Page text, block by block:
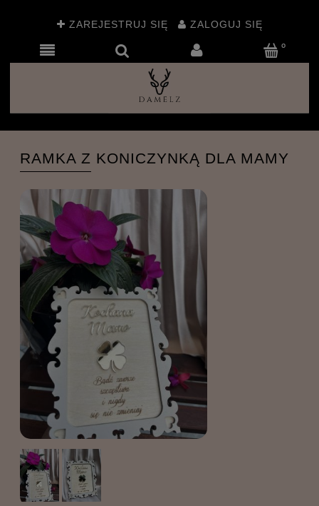
ZAREJESTRUJ SIĘ ZALOGUJ SIĘ
RAMKA Z KONICZYNKĄ DLA MAMY